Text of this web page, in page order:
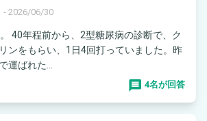
- 2026/06/30
40年程前から、2型糖尿病の診断で、ク
ンをもらい、1日4回打っていました。昨
運ばれた...
4名が回答